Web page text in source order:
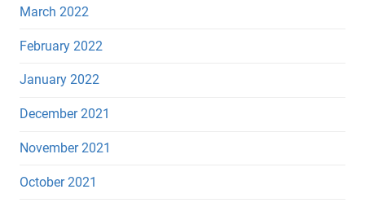
March 2022
February 2022
January 2022
December 2021
November 2021
October 2021